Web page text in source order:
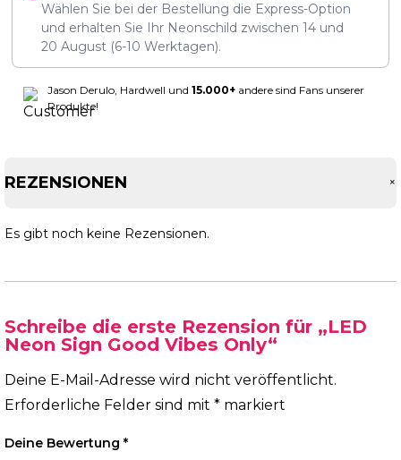
Wählen Sie bei der Bestellung die Express-Option
und erhalten Sie Ihr Neonschild zwischen 14 und
20 August (6-10 Werktagen).
Jason Derulo, Hardwell und 15.000+ andere sind Fans unserer
Produkte!
REZENSIONEN +
Es gibt noch keine Rezensionen.
Schreibe die erste Rezension für „LED
Neon Sign Good Vibes Only“
Deine E-Mail-Adresse wird nicht veröffentlicht.
Erforderliche Felder sind mit * markiert
Deine Bewertung *